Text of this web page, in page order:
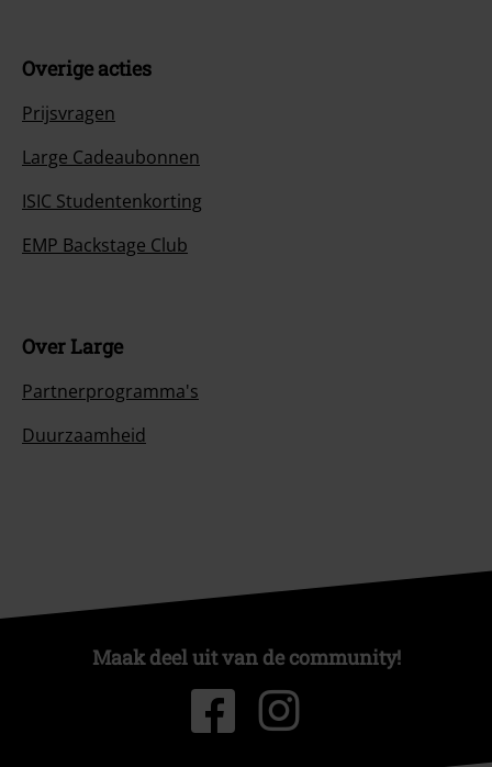
Overige acties
Prijsvragen
Large Cadeaubonnen
ISIC Studentenkorting
EMP Backstage Club
Over Large
Partnerprogramma's
Duurzaamheid
Maak deel uit van de community!